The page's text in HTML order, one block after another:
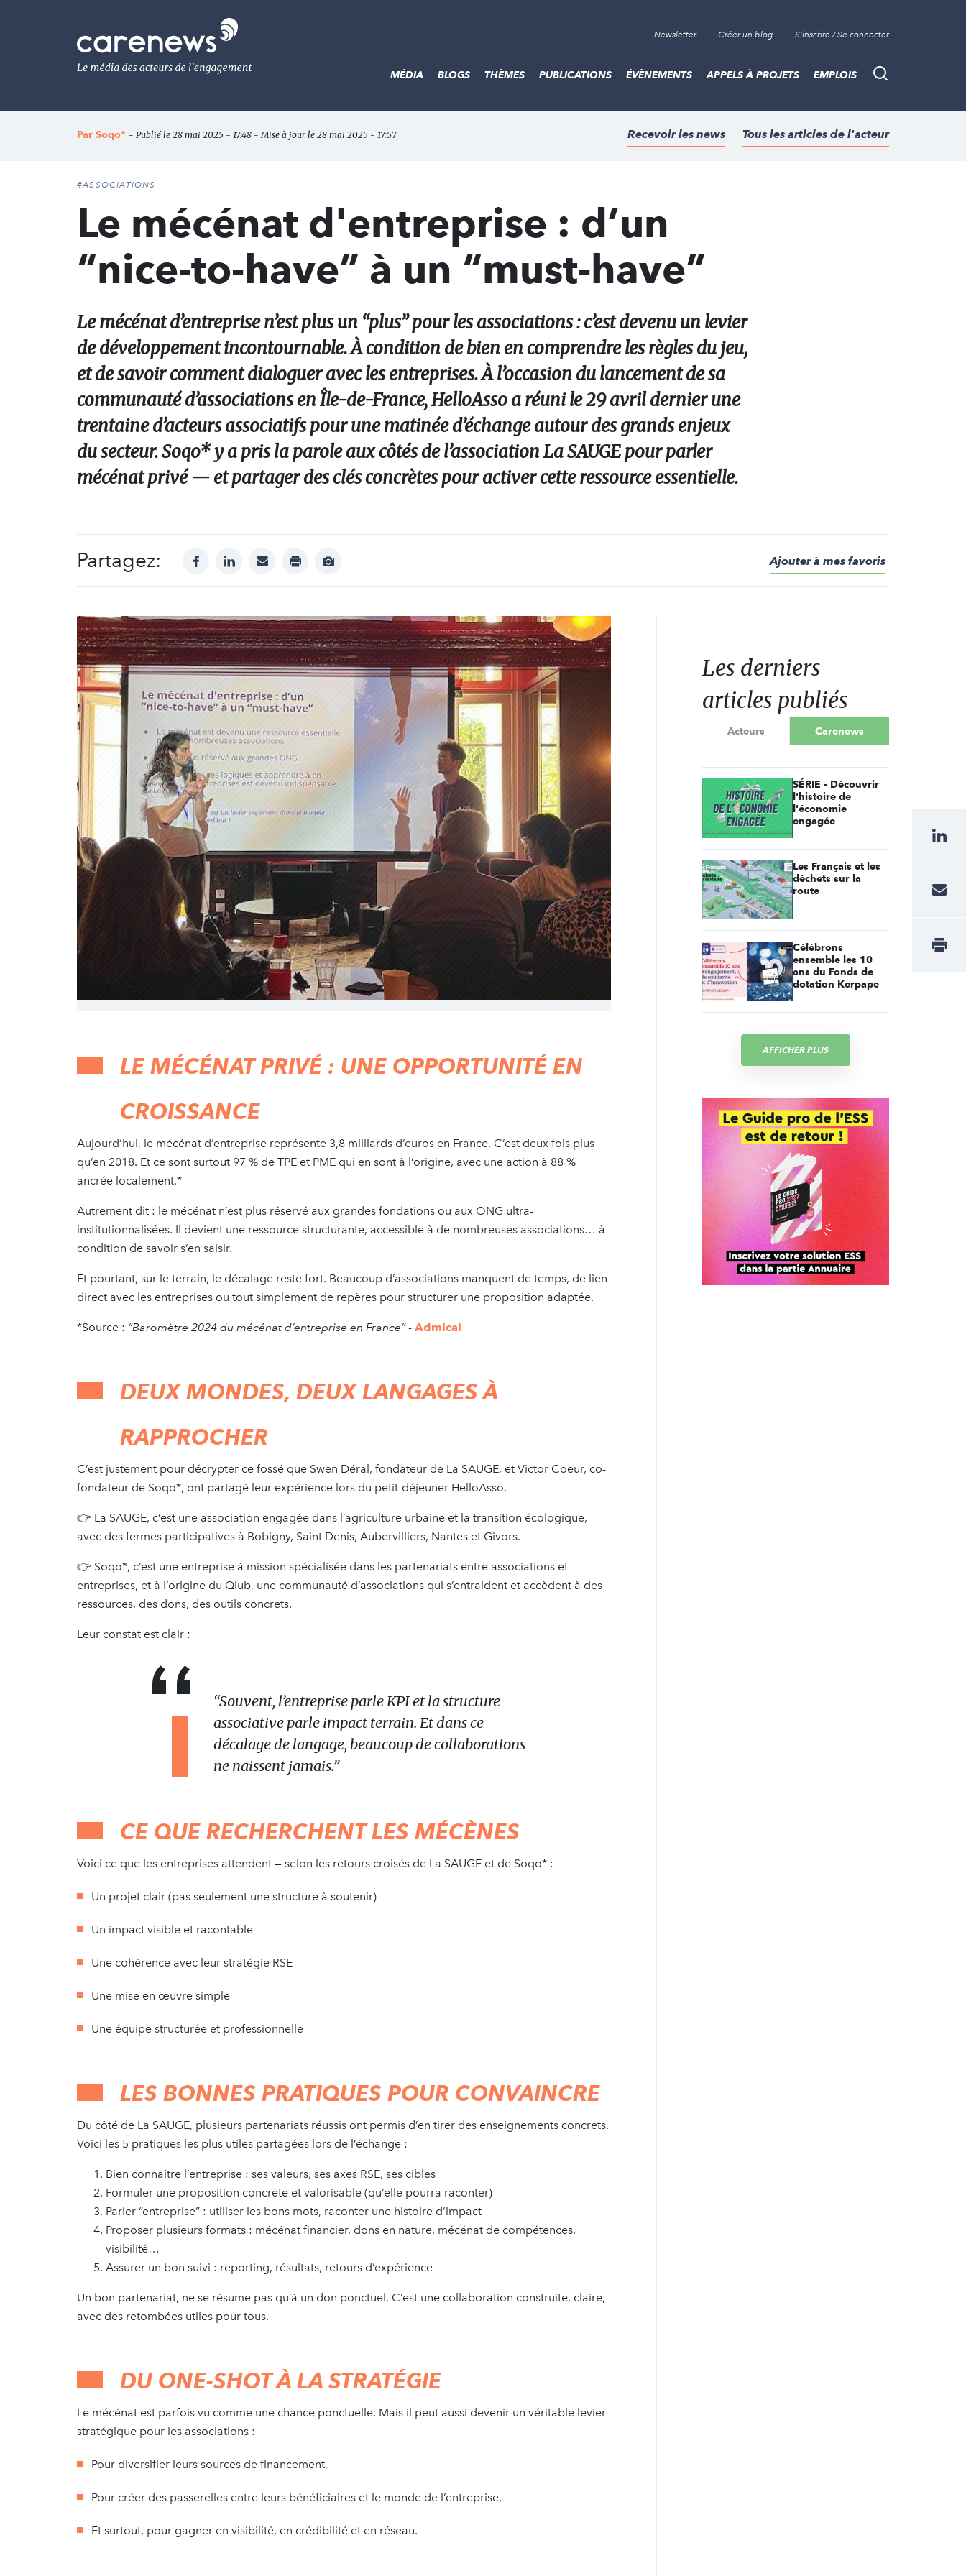
Le
média
de
l'engagement
Newsletter Créer un blog S'inscrire / Se connecter
Recherche
MÉDIA BLOGS THÈMES PUBLICATIONS ÉVÈNEMENTS APPELS À PROJETS EMPLOIS
Par Soqo* - Publié le 28 mai 2025 - 17:48 - Mise à jour le 28 mai 2025 - 17:57 Recevoir les news Tous les articles de l'acteur
#ASSOCIATIONS
Le mécénat d'entreprise : d’un
“nice-to-have” à un “must-have”
Le mécénat d’entreprise n’est plus un “plus” pour les associations : c’est devenu un levier
de développement incontournable. À condition de bien en comprendre les règles du jeu,
et de savoir comment dialoguer avec les entreprises. À l’occasion du lancement de sa
communauté d’associations en Île-de-France, HelloAsso a réuni le 29 avril dernier une
trentaine d’acteurs associatifs pour une matinée d’échange autour des grands enjeux
du secteur. Soqo* y a pris la parole aux côtés de l’association La SAUGE pour parler
mécénat privé — et partager des clés concrètes pour activer cette ressource essentielle.
Partagez: facebooklinkedinmail print
Afficher
Ajouter à mes favoris
LE MÉCÉNAT PRIVÉ : UNE OPPORTUNITÉ EN
CROISSANCE
Aujourd’hui, le mécénat d’entreprise représente 3,8 milliards d’euros en France. C’est deux fois plus
qu’en 2018. Et ce sont surtout 97 % de TPE et PME qui en sont à l’origine, avec une action à 88 %
ancrée localement.*
Autrement dit : le mécénat n’est plus réservé aux grandes fondations ou aux ONG ultra-
institutionnalisées. Il devient une ressource structurante, accessible à de nombreuses associations… à
condition de savoir s’en saisir.
Et pourtant, sur le terrain, le décalage reste fort. Beaucoup d’associations manquent de temps, de lien
direct avec les entreprises ou tout simplement de repères pour structurer une proposition adaptée.
*Source : “Baromètre 2024 du mécénat d’entreprise en France”- Admical
DEUX MONDES, DEUX LANGAGES À
RAPPROCHER
C’est justement pour décrypter ce fossé que Swen Déral, fondateur de La SAUGE, et Victor Coeur, co-
fondateur de Soqo*, ont partagé leur expérience lors du petit-déjeuner HelloAsso.
👉 La SAUGE, c’est une association engagée dans l’agriculture urbaine et la transition écologique,
avec des fermes participatives à Bobigny, Saint Denis, Aubervilliers, Nantes et Givors.
👉 Soqo*, c’est une entreprise à mission spécialisée dans les partenariats entre associations et
entreprises, et à l’origine du Qlub, une communauté d’associations qui s’entraident et accèdent à des
ressources, des dons, des outils concrets.
Leur constat est clair :
“Souvent, l’entreprise parle KPI et la structure
associative parle impact terrain. Et dans ce
décalage de langage, beaucoup de collaborations
ne naissent jamais.”
CE QUE RECHERCHENT LES MÉCÈNES
Voici ce que les entreprises attendent — selon les retours croisés de La SAUGE et de Soqo* :
Un projet clair (pas seulement une structure à soutenir)
Un impact visible et racontable
Une cohérence avec leur stratégie RSE
Une mise en œuvre simple
Une équipe structurée et professionnelle
LES BONNES PRATIQUES POUR CONVAINCRE
Du côté de La SAUGE, plusieurs partenariats réussis ont permis d’en tirer des enseignements concrets.
Voici les 5 pratiques les plus utiles partagées lors de l’échange :
Bien connaître l’entreprise : ses valeurs, ses axes RSE, ses cibles
Formuler une proposition concrète et valorisable (qu’elle pourra raconter)
Parler “entreprise” : utiliser les bons mots, raconter une histoire d’impact
Proposer plusieurs formats : mécénat financier, dons en nature, mécénat de compétences,
visibilité…
Assurer un bon suivi : reporting, résultats, retours d’expérience
Un bon partenariat, ne se résume pas qu’à un don ponctuel. C’est une collaboration construite, claire,
avec des retombées utiles pour tous.
DU ONE-SHOT À LA STRATÉGIE
Le mécénat est parfois vu comme une chance ponctuelle. Mais il peut aussi devenir un véritable levier
stratégique pour les associations :
Pour diversifier leurs sources de financement,
Pour créer des passerelles entre leurs bénéficiaires et le monde de l’entreprise,
Et surtout, pour gagner en visibilité, en crédibilité et en réseau.
Les derniers
articles publiés
Acteurs Carenews
SÉRIE - Découvrir
l'histoire de
l'économie
engagée
Les Français et les
déchets sur la
route
Célébrons
ensemble les 10
ans du Fonds de
dotation Kerpape
AFFICHER PLUS